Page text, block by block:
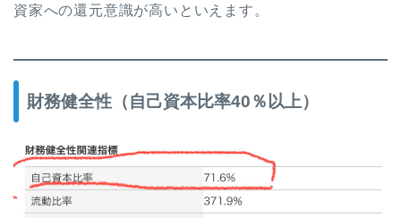
資家への還元意識が高いといえます。
財務健全性（自己資本比率40％以上）